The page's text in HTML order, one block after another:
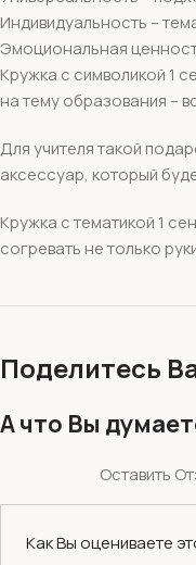
Индивидуальность –
Эмоциональная
Кружка с символикой 1
на тему образования –
Для учителя такой
аксессуар, который
Кружка с тематикой 1
согревать не только
Поделитесь
А что Вы
Оставить
Как Вы оцениваете